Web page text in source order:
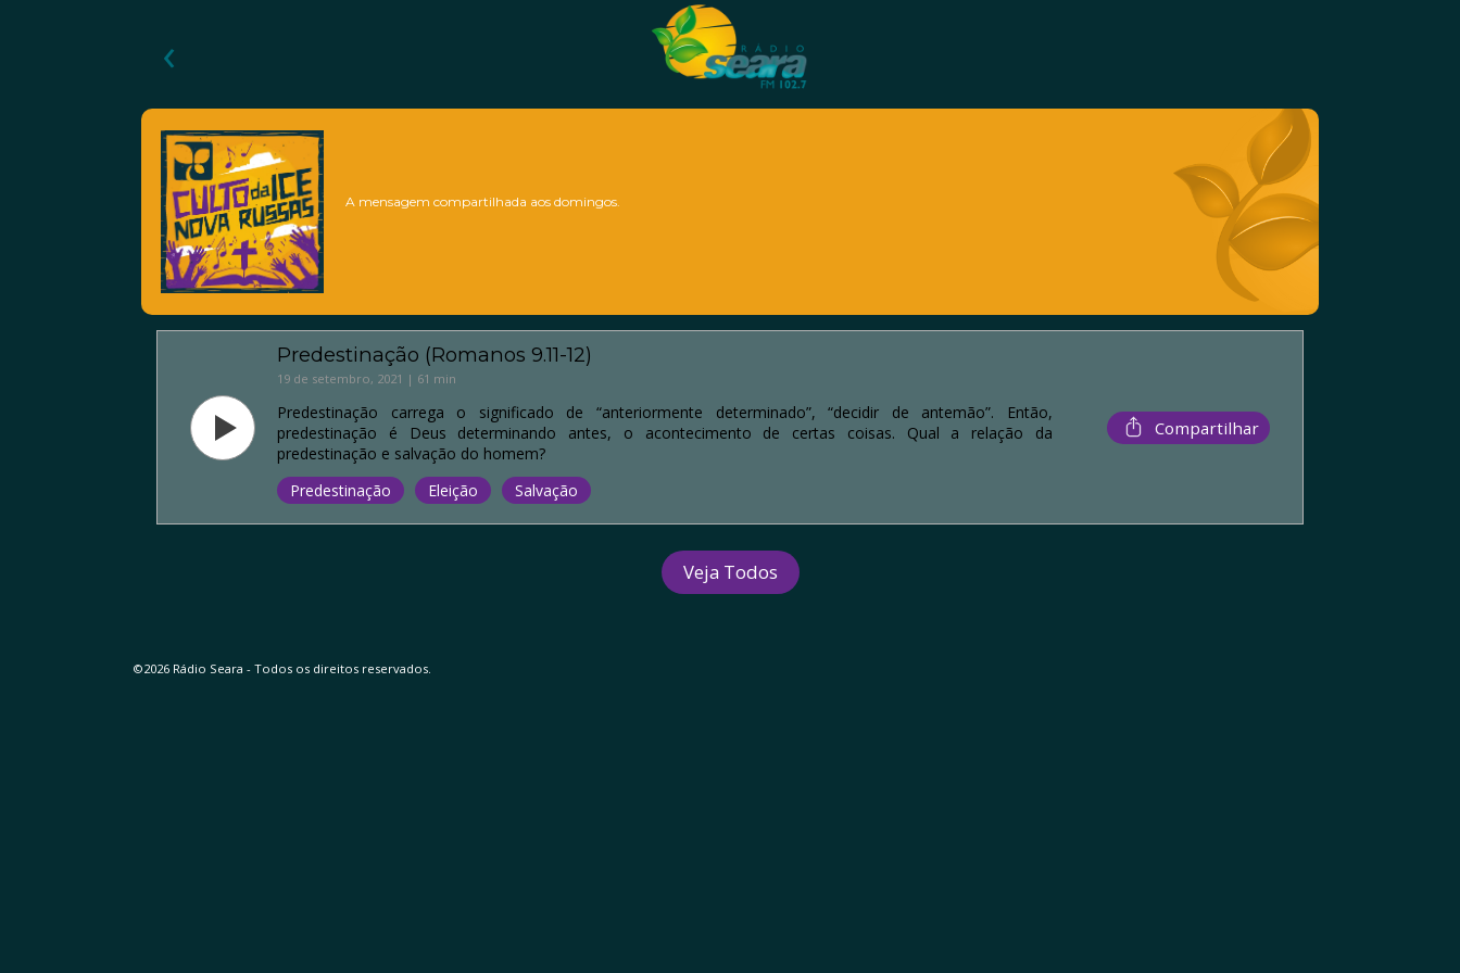
‹
A mensagem compartilhada aos domingos.
Predestinação (Romanos 9.11-12)
19 de setembro, 2021 | 61 min
Predestinação carrega o significado de “anteriormente determinado”, “decidir de antemão”. Então,
predestinação é Deus determinando antes, o acontecimento de certas coisas. Qual a relação da
predestinação e salvação do homem?
Predestinação
Eleição Salvação
Compartilhar
Veja Todos
©2026 Rádio Seara - Todos os direitos reservados.